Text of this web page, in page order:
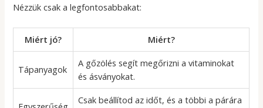
Nézzük csak a legfontosabbakat:
Miért jó? Miért?
Tápanyagok
A gőzölés segít megőrizni a vitaminokat
és ásványokat.
Csak beállítod az időt, és a többi a párára